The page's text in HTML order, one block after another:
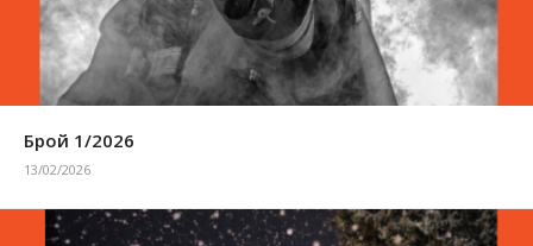
Брой 1/2026
13/02/2026